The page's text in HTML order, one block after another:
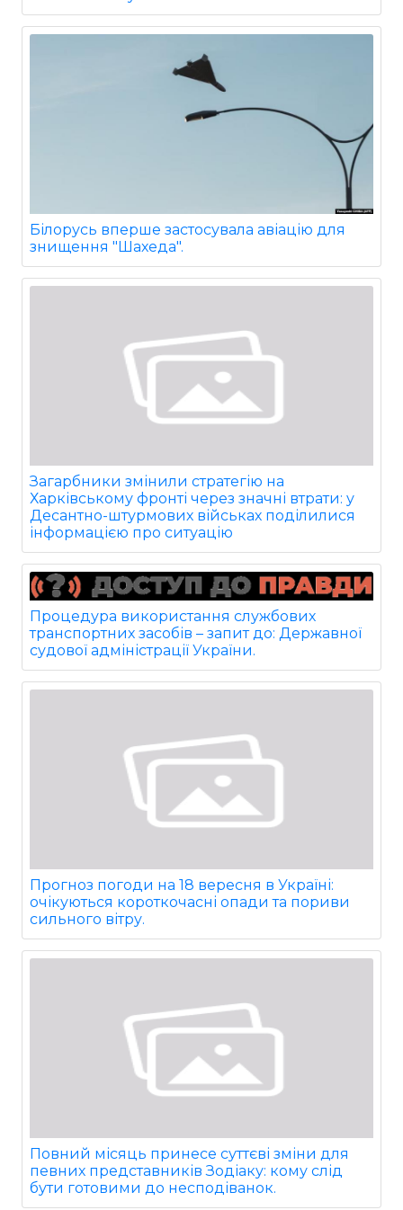
Білорусь вперше застосувала авіацію для
знищення "Шахеда".
Загарбники змінили стратегію на
Харківському фронті через значні втрати: у
Десантно-штурмових військах поділилися
інформацією про ситуацію
Процедура використання службових
транспортних засобів – запит до: Державної
судової адміністрації України.
Прогноз погоди на 18 вересня в Україні:
очікуються короткочасні опади та пориви
сильного вітру.
Повний місяць принесе суттєві зміни для
певних представників Зодіаку: кому слід
бути готовими до несподіванок.